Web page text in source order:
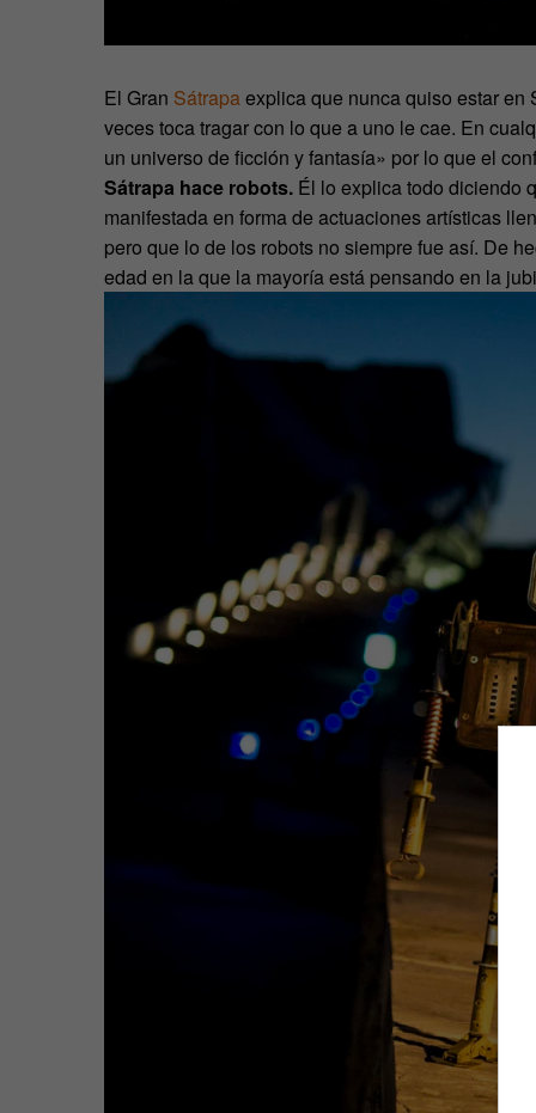
El Gran Sátrapaexplica que nunca quiso estar en
veces toca tragar con lo que a uno le cae. En
un universo de ficción y fantasía» por lo que el
Sátrapa hace robots. Él lo explica todo diciendo
manifestada en forma de actuaciones artísticas
pero que lo de los robots no siempre fue así. De
edad en la que la mayoría está pensando en la